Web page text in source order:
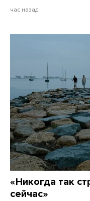
час назад
«Никогда так
сейчас»